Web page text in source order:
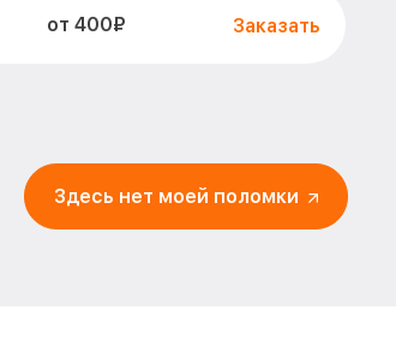
от 400₽ Заказать
от 2500₽ Заказать
Здесь нет моей поломки